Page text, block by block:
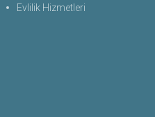
Evlilik Hizmetleri